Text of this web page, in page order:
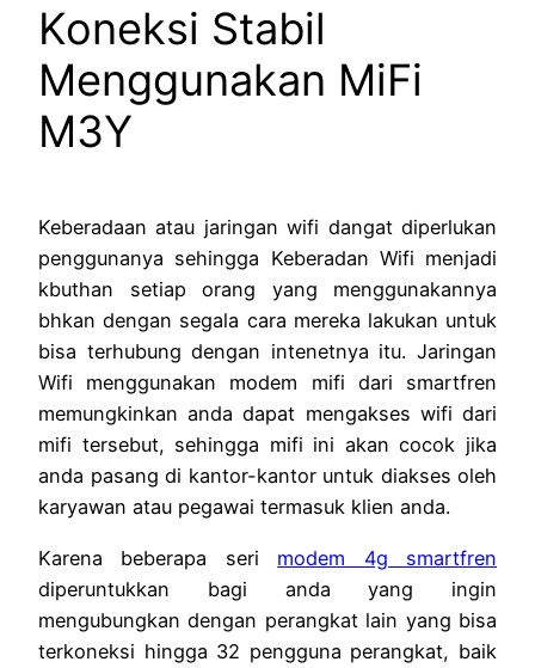
Koneksi Stabil
Menggunakan MiFi
M3Y
Keberadaan atau jaringan wifi dangat diperlukan
penggunanya sehingga Keberadan Wifi menjadi
kbuthan setiap orang yang menggunakannya
bhkan dengan segala cara mereka lakukan untuk
bisa terhubung dengan intenetnya itu. Jaringan
Wifi menggunakan modem mifi dari smartfren
memungkinkan anda dapat mengakses wifi dari
mifi tersebut, sehingga mifi ini akan cocok jika
anda pasang di kantor-kantor untuk diakses oleh
karyawan atau pegawai termasuk klien anda.
Karena beberapa seri modem 4g smartfren
diperuntukkan bagi anda yang ingin
mengubungkan dengan perangkat lain yang bisa
terkoneksi hingga 32 pengguna perangkat, baik